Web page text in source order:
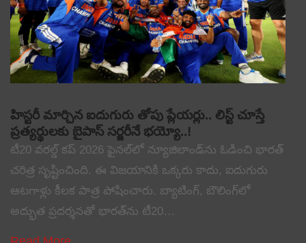
హిస్టరీ మార్చిన ఐదుగురు తోపు ప్లేయర్లు.. లిస్ట్ చూస్తే
ప్రత్యర్థులకు బైపాస్ సర్జరీనే భయ్యో..!
టీ20 వరల్డ్ కప్ 2026 ఫైనల్‌లో న్యూజిలాండ్‌ను ఓడించి భారత్
చరిత్ర సృష్టించింది. ఈ విజయానికి ఒక్కరు కాదు, ఐదుగురు
ఆటగాళ్లు కీలక పాత్ర పోషించారు. బ్యాటింగ్, బౌలింగ్‌లో
అద్భుత ప్రదర్శనతో భారత్‌ను టీ20…